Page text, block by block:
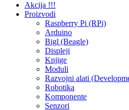
Akcija !!!
Proizvodi
Raspberry Pi (RPi)
Arduino
Bigl (Beagle)
Displеji
Knjige
Moduli
Razvojni alati
Robotika
Komponente
Senzori